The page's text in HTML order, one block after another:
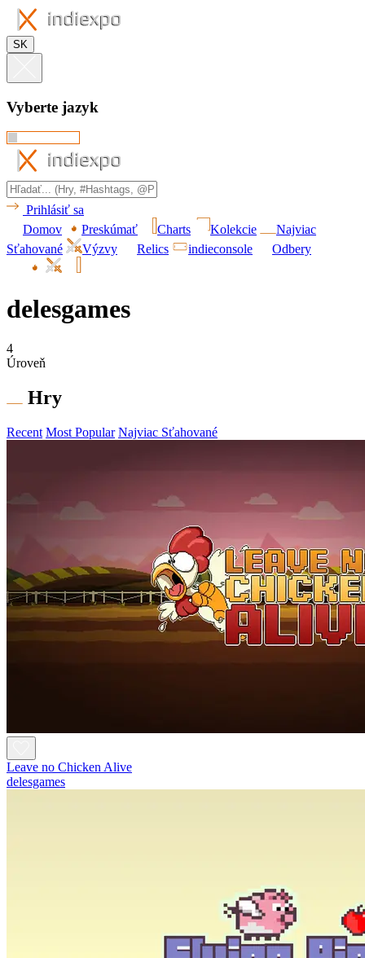
SK
Vyberte jazyk
Prihlásiť sa
Domov
Preskúmať Charts Kolekcie
Najviac
Sťahované
Výzvy Relics indieconsole Odbery
delesgames
4
Úroveň
Hry
Recent Most Popular Najviac Sťahované
Leave no Chicken Alive
delesgames